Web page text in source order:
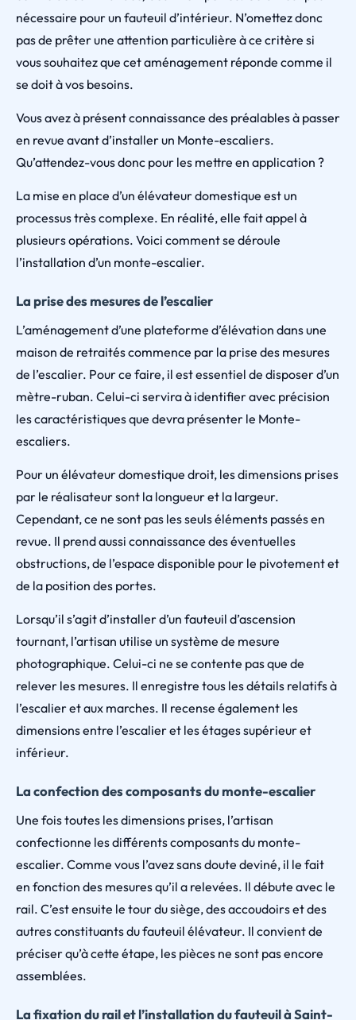
nécessaire pour un fauteuil d’intérieur. N’omettez donc
pas de prêter une attention particulière à ce critère si
vous souhaitez que cet aménagement réponde comme il
se doit à vos besoins.
Vous avez à présent connaissance des préalables à passer
en revue avant d’installer un Monte-escaliers.
Qu’attendez-vous donc pour les mettre en application ?
La mise en place d’un élévateur domestique est un
processus très complexe. En réalité, elle fait appel à
plusieurs opérations. Voici comment se déroule
l’installation d’un monte-escalier.
La prise des mesures de l’escalier
L’aménagement d’une plateforme d’élévation dans une
maison de retraités commence par la prise des mesures
de l’escalier. Pour ce faire, il est essentiel de disposer d’un
mètre-ruban. Celui-ci servira à identifier avec précision
les caractéristiques que devra présenter le Monte-
escaliers.
Pour un élévateur domestique droit, les dimensions prises
par le réalisateur sont la longueur et la largeur.
Cependant, ce ne sont pas les seuls éléments passés en
revue. Il prend aussi connaissance des éventuelles
obstructions, de l’espace disponible pour le pivotement et
de la position des portes.
Lorsqu’il s’agit d’installer d’un fauteuil d’ascension
tournant, l’artisan utilise un système de mesure
photographique. Celui-ci ne se contente pas que de
relever les mesures. Il enregistre tous les détails relatifs à
l’escalier et aux marches. Il recense également les
dimensions entre l’escalier et les étages supérieur et
inférieur.
La confection des composants du monte-escalier
Une fois toutes les dimensions prises, l’artisan
confectionne les différents composants du monte-
escalier. Comme vous l’avez sans doute deviné, il le fait
en fonction des mesures qu’il a relevées. Il débute avec le
rail. C’est ensuite le tour du siège, des accoudoirs et des
autres constituants du fauteuil élévateur. Il convient de
préciser qu’à cette étape, les pièces ne sont pas encore
assemblées.
La fixation du rail et l’installation du fauteuil à Saint-